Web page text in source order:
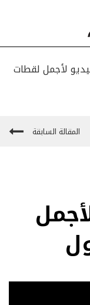
لأجمل لقطات
المقالة السابقة